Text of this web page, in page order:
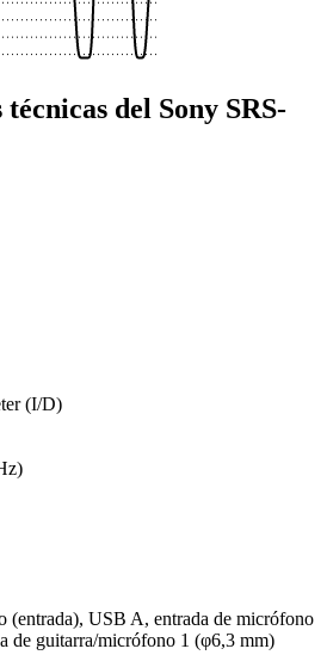
del Sony SRS-
(I/D)
(entrada), USB A, entrada de micrófono
de guitarra/micrófono 1 (φ6,3 mm)